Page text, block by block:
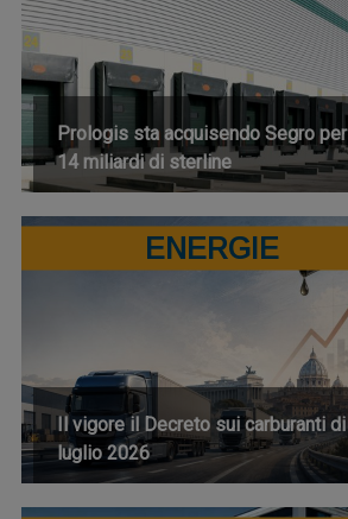
Prologis sta acquisendo Segro per
14 miliardi di sterline
ENERGIE
Il vigore il Decreto sui carburanti di
luglio 2026